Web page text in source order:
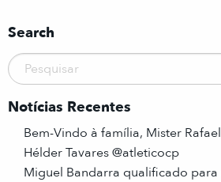
Search
Notícias Recentes
Bem-Vindo à família, Mister Rafael
Hélder Tavares @atleticocp
Miguel Bandarra qualificado para